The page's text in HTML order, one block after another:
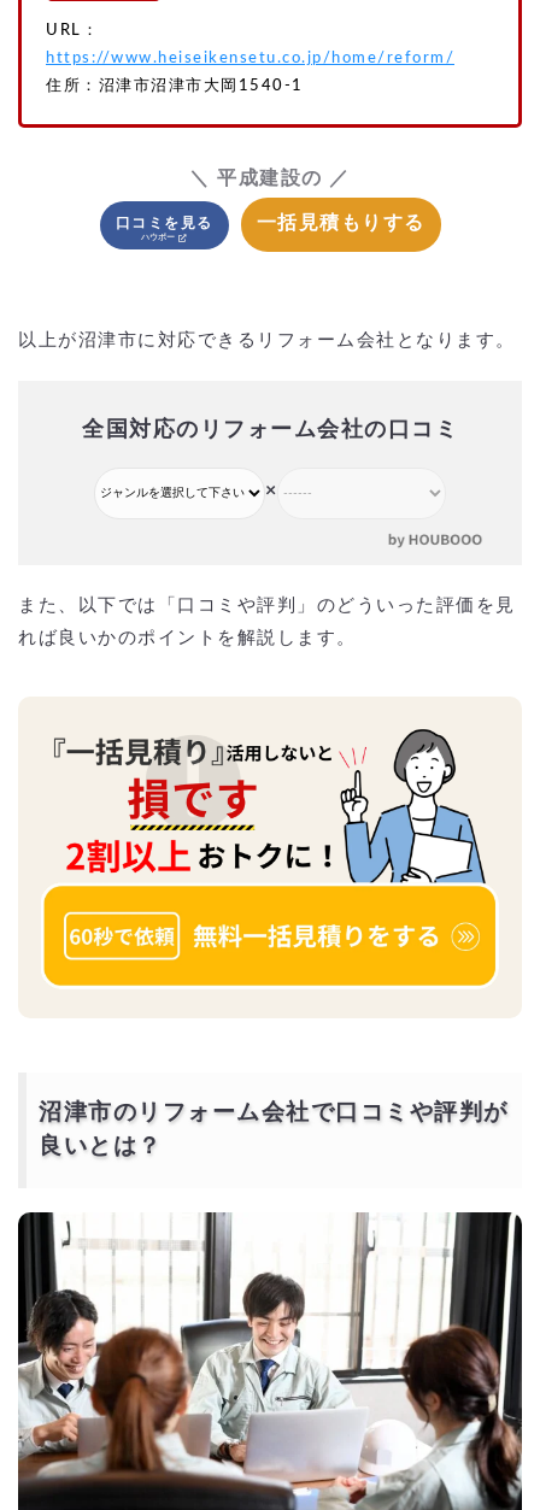
URL：
https://www.heiseikensetu.co.jp/home/reform/
住所：沼津市沼津市大岡1540-1
＼ 平成建設の ／
口コミを見る 一括見積もりする
以上が沼津市に対応できるリフォーム会社となります。
全国対応のリフォーム会社の口コミ
×
また、以下では「口コミや評判」のどういった評価を見
れば良いかのポイントを解説します。
沼津市のリフォーム会社で口コミや評判が
良いとは？